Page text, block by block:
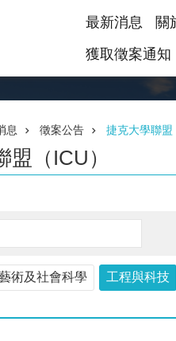
最新消息 關
獲取徵案通知
息 徵案公告 捷克大學聯盟
盟（ICU）
術及社會科學 工程與科技